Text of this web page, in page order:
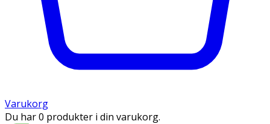
Varukorg
Du har 0 produkter i din varukorg.